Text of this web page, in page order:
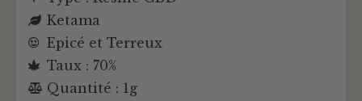
Ketama
Epicé et Terreux
Taux : 70%
Quantité : 1g